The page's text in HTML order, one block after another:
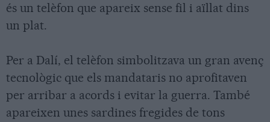
és un telèfon que apareix sense fil i aïllat dins
un plat.
Per a Dalí, el telèfon simbolitzava un gran avenç
tecnològic que els mandataris no aprofitaven
per arribar a acords i evitar la guerra. També
apareixen unes sardines fregides de tons